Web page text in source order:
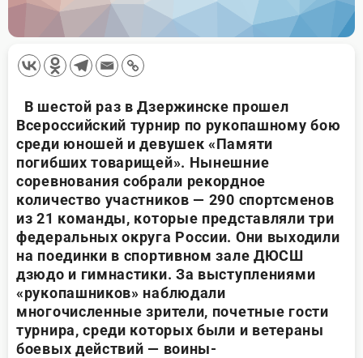
В шестой раз в Дзержинске прошел
Всероссийский турнир по рукопашному бою
среди юношей и девушек «Памяти
погибших товарищей». Нынешние
соревнования собрали рекордное
количество участников — 290 спортсменов
из 21 команды, которые представляли три
федеральных округа России. Они выходили
на поединки в спортивном зале ДЮСШ
дзюдо и гимнастики. За выступлениями
«рукопашников» наблюдали
многочисленные зрители, почетные гости
турнира, среди которых были и ветераны
боевых действий — воины-